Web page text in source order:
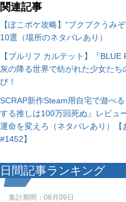
関連記事
【ぽこポケ攻略】“ブクブクうみ
10選（場所のネタバレあり）
【ブルリフ カルテット】『BLUE
灰の降る世界で紡がれた少女た
び！
SCRAP新作Steam用自宅で遊べ
する推しは100万回死ぬ』レビュ
運命を変えろ（ネタバレあり）
#1452】
日間記事ランキング
集計期間： 08月09日